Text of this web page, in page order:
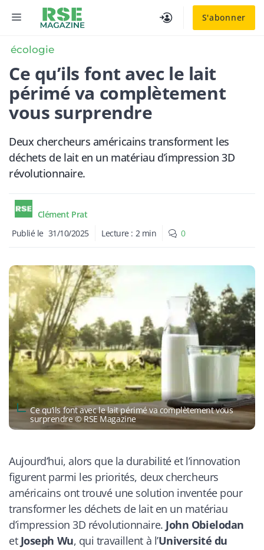
S'abonner
MENU
écologie
Ce qu’ils font avec le lait
périmé va complètement
vous surprendre
Deux chercheurs américains transforment les
déchets de lait en un matériau d’impression 3D
révolutionnaire.
Clément Prat
Publié le 31/10/2025 Lecture : 2 min 0
Ce qu’ils font avec le lait périmé va complètement vous
surprendre © RSE Magazine
Aujourd’hui, alors que la durabilité et l’innovation
figurent parmi les priorités, deux chercheurs
américains ont trouvé une solution inventée pour
transformer les déchets de lait en un matériau
d’impression 3D révolutionnaire. John Obielodan
et Joseph Wu, qui travaillent à l’Université du